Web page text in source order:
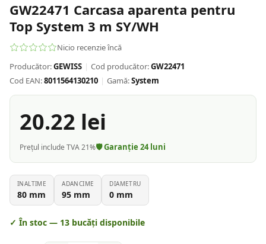
GW22471 Carcasa aparenta pentru
Top System 3 m SY/WH
Nicio recenzie încă
Producător:GEWISS | Cod producător:GW22471
Cod EAN:8011564130210 | Gamă:System
20.22 lei
Prețul include TVA 21%🛡️ Garanție 24luni
INALTIME
80 mm
ADANCIME
95 mm
DIAMETRU
0 mm
✓ În stoc — 13 bucăți disponibile